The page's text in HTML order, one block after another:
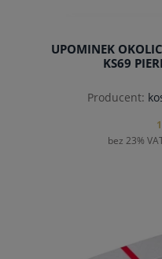
UPOMINEK
KS69
Producent:
bez 23%